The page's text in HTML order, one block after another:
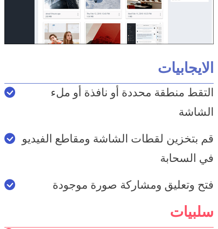
الايجابيات
التقط منطقة محددة أو نافذة أو ملء
الشاشة
قم بتخزين لقطات الشاشة ومقاطع الفيديو
في السحابة
فتح وتعليق ومشاركة صورة موجودة
سلبيات